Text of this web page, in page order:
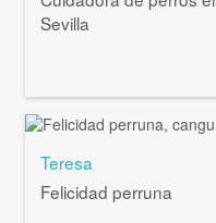
Sevilla
Teresa
Felicidad perruna